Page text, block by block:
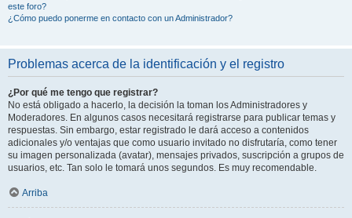
este foro?
¿Cómo puedo ponerme en contacto con un Administrador?
Problemas acerca de la identificación y el registro
¿Por qué me tengo que registrar?
No está obligado a hacerlo, la decisión la toman los Administradores y
Moderadores. En algunos casos necesitará registrarse para publicar temas y
respuestas. Sin embargo, estar registrado le dará acceso a contenidos
adicionales y/o ventajas que como usuario invitado no disfrutaría, como tener
su imagen personalizada (avatar), mensajes privados, suscripción a grupos de
usuarios, etc. Tan solo le tomará unos segundos. Es muy recomendable.
Arriba